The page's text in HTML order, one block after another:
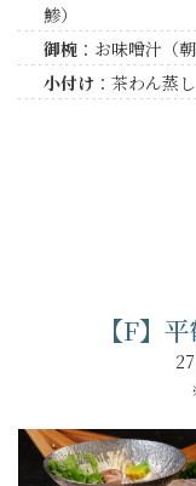
鯵）
御椀：お味噌汁（
小付け ：茶わん蒸
【F】